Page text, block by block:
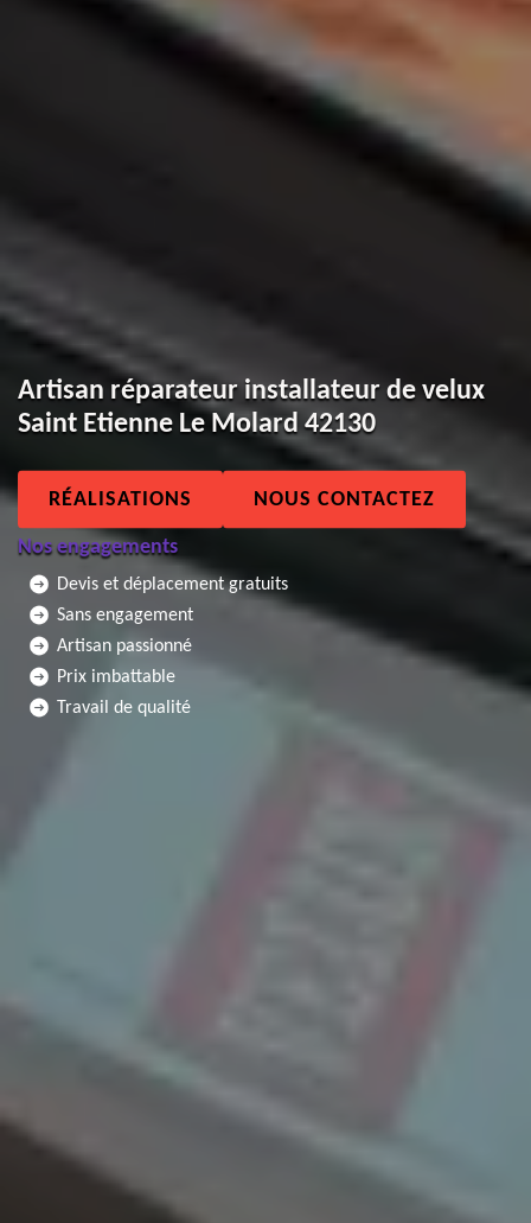
Artisan réparateur installateur de velux
Saint Etienne Le Molard 42130
RÉALISATIONS NOUS CONTACTEZ
Nos engagements
Devis et déplacement gratuits
Sans engagement
Artisan passionné
Prix imbattable
Travail de qualité